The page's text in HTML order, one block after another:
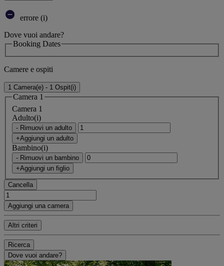
errore (i)
Dove vuoi andare?
Booking Dates
Camere e ospiti
1 Camera(e) - 1 Ospit(i)
Camera 1
Camera 1
Adulto(i)
- Rimuovi un adulto
+Aggiungi un adulto
Bambino(i)
- Rimuovi un bambino
+Aggiungi un figlio
Cancella
Aggiungi una camera
Altri criteri
Ricerca
Dove vuoi andare?